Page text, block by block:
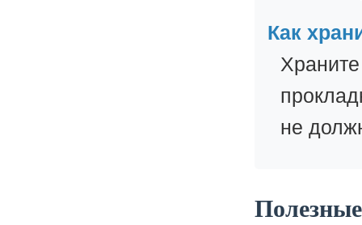
Как
не